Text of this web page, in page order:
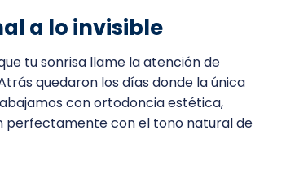
a lo invisible
tu sonrisa llame la atención de
quedaron los días donde la única
con ortodoncia estética,
perfectamente con el tono natural de